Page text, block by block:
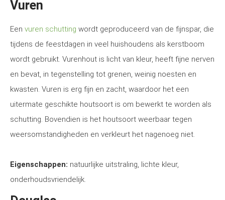
Vuren
Een vuren schutting wordt geproduceerd van de fijnspar, die
tijdens de feestdagen in veel huishoudens als kerstboom
wordt gebruikt. Vurenhout is licht van kleur, heeft fijne nerven
en bevat, in tegenstelling tot grenen, weinig noesten en
kwasten. Vuren is erg fijn en zacht, waardoor het een
uitermate geschikte houtsoort is om bewerkt te worden als
schutting. Bovendien is het houtsoort weerbaar tegen
weersomstandigheden en verkleurt het nagenoeg niet.
Eigenschappen: natuurlijke uitstraling, lichte kleur,
onderhoudsvriendelijk.